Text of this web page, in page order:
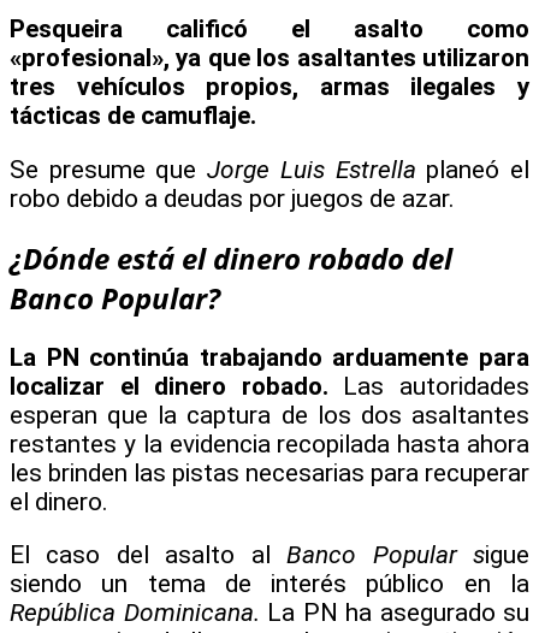
Pesqueira calificó el asalto como
«profesional», ya que los asaltantes utilizaron
tres vehículos propios, armas ilegales y
tácticas de camuflaje.
Se presume queJorge Luis Estrella planeó el
robo debido a deudas por juegos de azar.
¿Dónde está el dinero robado del
Banco Popular?
La PN continúa trabajando arduamente para
localizar el dinero robado. Las autoridades
esperan que la captura de los dos asaltantes
restantes y la evidencia recopilada hasta ahora
les brinden las pistas necesarias para recuperar
el dinero.
El caso del asalto alBanco Popular sigue
siendo un tema de interés público en la
República Dominicana. La PN ha asegurado su